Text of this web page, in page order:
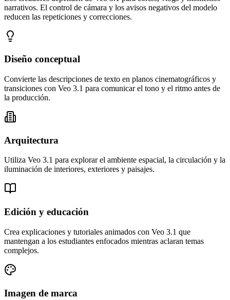
narrativos. El control de cámara y los avisos negativos del modelo
reducen las repeticiones y correcciones.
Diseño conceptual
Convierte las descripciones de texto en planos cinematográficos y
transiciones con Veo 3.1 para comunicar el tono y el ritmo antes de
la producción.
Arquitectura
Utiliza Veo 3.1 para explorar el ambiente espacial, la circulación y la
iluminación de interiores, exteriores y paisajes.
Edición y educación
Crea explicaciones y tutoriales animados con Veo 3.1 que
mantengan a los estudiantes enfocados mientras aclaran temas
complejos.
Imagen de marca